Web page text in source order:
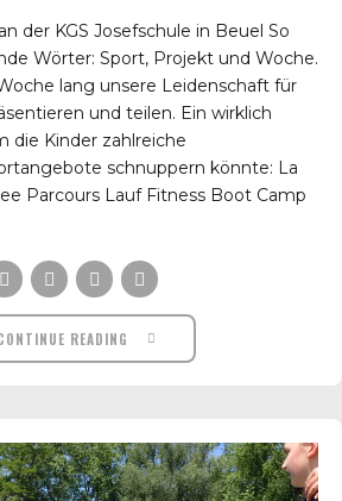
der KGS Josefschule in Beuel So
Wörter: Sport, Projekt und Woche.
lang unsere Leidenschaft für
und teilen. Ein wirklich
die Kinder zahlreiche
schnuppern könnte: La
Parcours Lauf Fitness Boot Camp
READING